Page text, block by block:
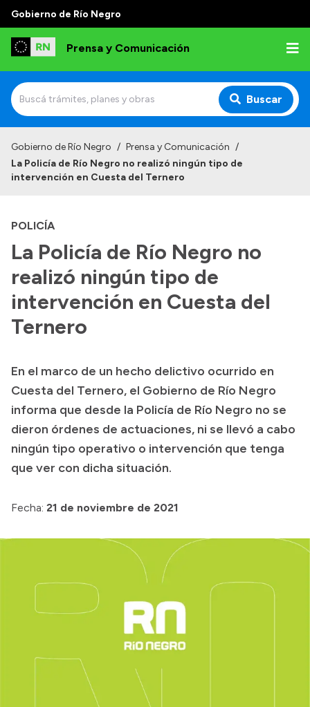
Gobierno de Río Negro
Prensa y Comunicación
Buscar
Institucional
Referentes de prensa
Archivo de noticias
Transparencia
Presupuesto
Consulta de expedientes
Consulta de pago a proveedores
Convocatorias
Intranet
Gobierno de Río Negro / Prensa y Comunicación /
La Policía de Río Negro no realizó ningún tipo de
intervención en Cuesta del Ternero
POLICÍA
La Policía de Río Negro no
realizó ningún tipo de
intervención en Cuesta del
Ternero
En el marco de un hecho delictivo ocurrido en
Cuesta del Ternero, el Gobierno de Río Negro
informa que desde la Policía de Río Negro no se
dieron órdenes de actuaciones, ni se llevó a cabo
ningún tipo operativo o intervención que tenga
que ver con dicha situación.
Fecha: 21 de noviembre de 2021